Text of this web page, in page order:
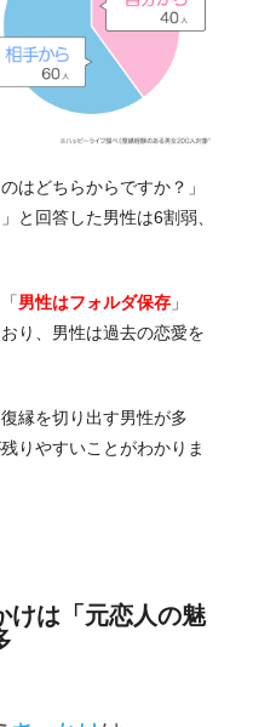
はどちらからですか？」
と回答した男性は6割弱、
「男性はフォルダ保存 」
り、男性は過去の恋愛を
縁を切り出す男性が多
りやすいことがわかりま
けは「元恋人の魅